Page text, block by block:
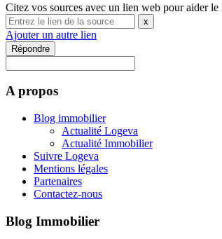
Citez vos sources avec un lien web pour aider
x
Ajouter un autre lien
Répondre
A propos
Blog immobilier
Actualité Logeva
Actualité Immobilier
Suivre Logeva
Mentions légales
Partenaires
Contactez-nous
Blog Immobilier